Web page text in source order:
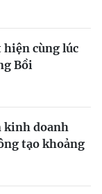
hiện cùng lúc
Bồi
kinh doanh
tạo khoảng